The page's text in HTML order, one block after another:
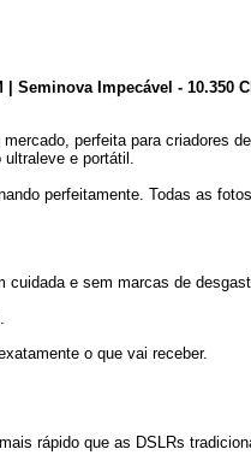
| Seminova Impecável - 10.350
perfeita para criadores
e portátil .
perfeitamente. Todas as
cuidada e sem marcas de
o que vai receber.
rápido que as DSLRs